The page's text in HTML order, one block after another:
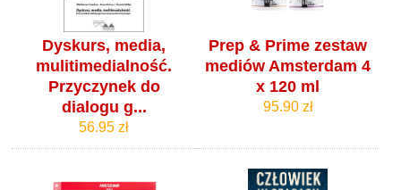
Dyskurs, media,
mulitimedialność.
Przyczynek do
dialogu g...
56.95 zł
Prep & Prime zestaw
mediów Amsterdam 4
x 120 ml
95.90 zł